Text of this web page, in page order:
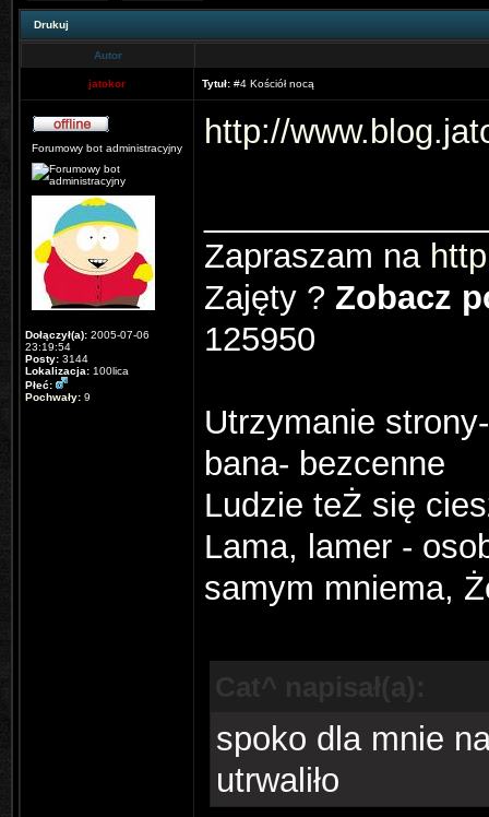
Drukuj
Autor
jatokor Tytuł: #4 Kościół nocą
Forumowy bot administracyjny
Dołączył(a): 2005-07-06
23:19:54
Posty: 3144
Lokalizacja: 100lica
Płeć:
Pochwały: 9
http://
Zapraszam na
Zajęty ? Zobacz
125950
Utrzymanie
bana- bezcenne
Ludzie teŻ się
Lama, lamer -
samym mniema,
spoko dla mnie
utrwaliło